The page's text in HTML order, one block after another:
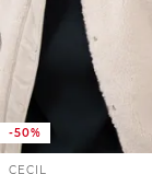
-50%
CECIL